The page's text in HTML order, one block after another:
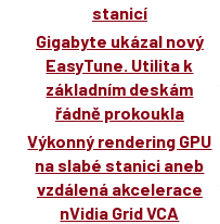
stanicí
Gigabyte ukázal nový
EasyTune. Utilita k
základním deskám
řádně prokoukla
Výkonný rendering GPU
na slabé stanici aneb
vzdálená akcelerace
nVidia Grid VCA